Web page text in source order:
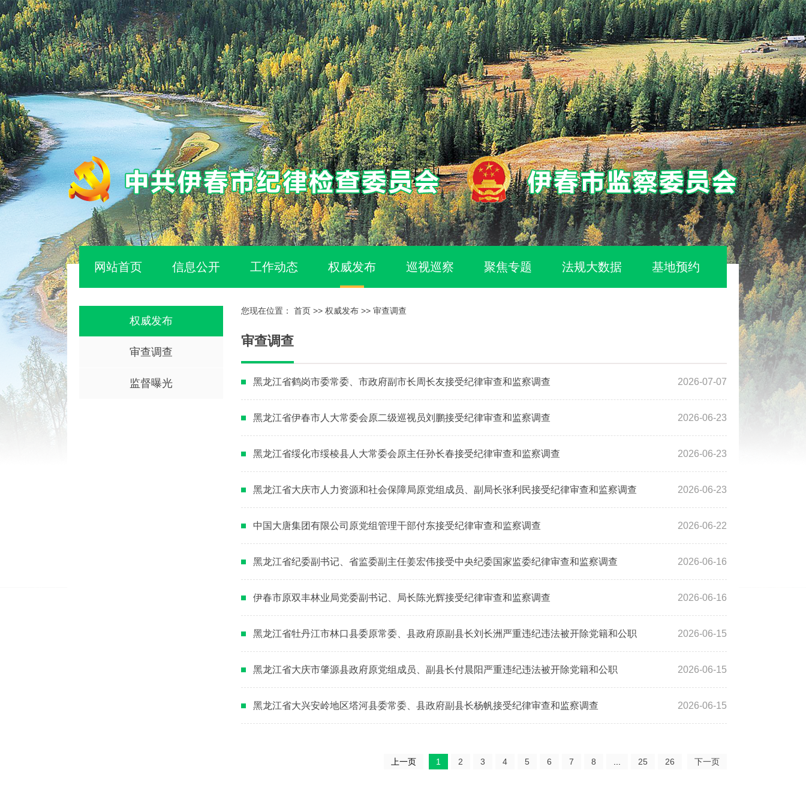
网站首页 信息公开 工作动态 权威发布 巡视巡察 聚焦专题 法规大数据 基地预约
权威发布
审查调查
监督曝光
您现在位置： 首页 >> 权威发布 >> 审查调查
审查调查
黑龙江省鹤岗市委常委、市政府副市长周长友接受纪律审查和监察调查 2026-07-07
黑龙江省伊春市人大常委会原二级巡视员刘鹏接受纪律审查和监察调查 2026-06-23
黑龙江省绥化市绥棱县人大常委会原主任孙长春接受纪律审查和监察调查 2026-06-23
黑龙江省大庆市人力资源和社会保障局原党组成员、副局长张利民接受纪律审查和监察调查 2026-06-23
中国大唐集团有限公司原党组管理干部付东接受纪律审查和监察调查 2026-06-22
黑龙江省纪委副书记、省监委副主任姜宏伟接受中央纪委国家监委纪律审查和监察调查 2026-06-16
伊春市原双丰林业局党委副书记、局长陈光辉接受纪律审查和监察调查 2026-06-16
黑龙江省牡丹江市林口县委原常委、县政府原副县长刘长洲严重违纪违法被开除党籍和公职 2026-06-15
黑龙江省大庆市肇源县政府原党组成员、副县长付晨阳严重违纪违法被开除党籍和公职 2026-06-15
黑龙江省大兴安岭地区塔河县委常委、县政府副县长杨帆接受纪律审查和监察调查 2026-06-15
上一页 1 2 3 4 5 6 7 8 25 26 下一页